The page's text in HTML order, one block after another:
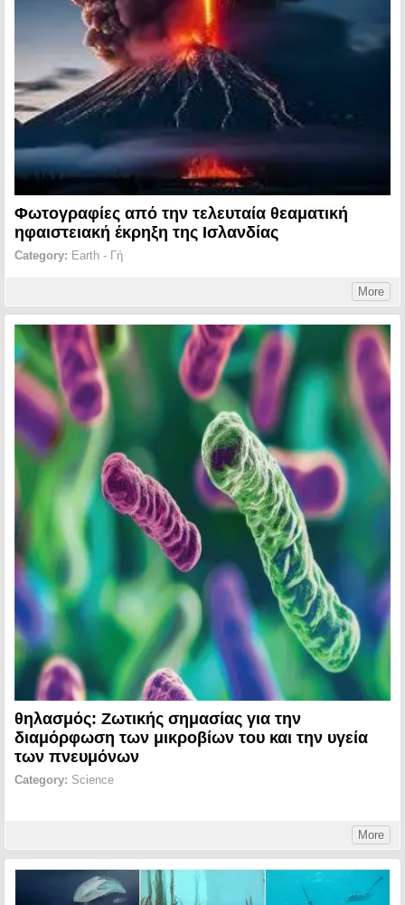
Φωτογραφίες από την τελευταία θεαματική
ηφαιστειακή έκρηξη της Ισλανδίας
Category: Earth - Γή
More
θηλασμός: Ζωτικής σημασίας για την
διαμόρφωση των μικροβίων του και την υγεία
των πνευμόνων
Category: Science
More